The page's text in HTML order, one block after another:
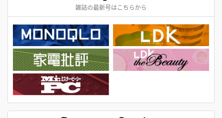
雑誌の最新号はこちらから